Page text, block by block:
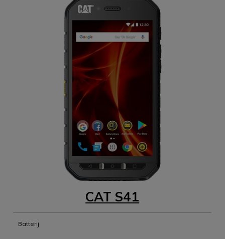
CAT S41
Batterij